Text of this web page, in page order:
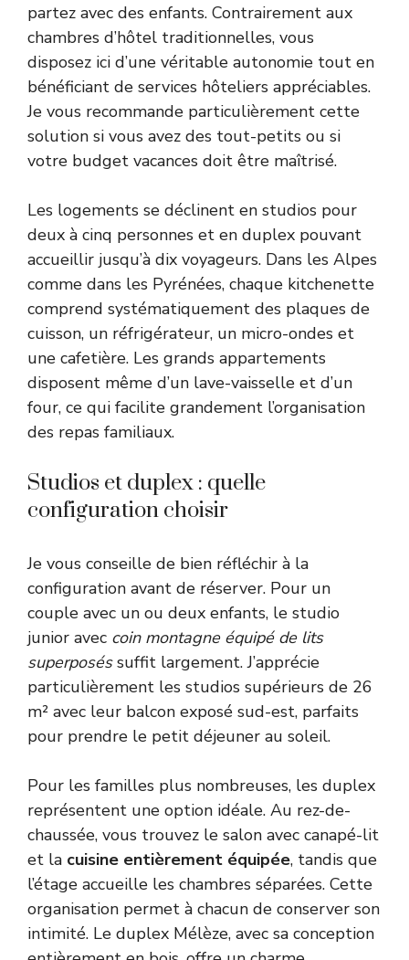
partez avec des enfants. Contrairement aux
chambres d’hôtel traditionnelles, vous
disposez ici d’une véritable autonomie tout en
bénéficiant de services hôteliers appréciables.
Je vous recommande particulièrement cette
solution si vous avez des tout-petits ou si
votre budget vacances doit être maîtrisé.
Les logements se déclinent en studios pour
deux à cinq personnes et en duplex pouvant
accueillir jusqu’à dix voyageurs. Dans les Alpes
comme dans les Pyrénées, chaque kitchenette
comprend systématiquement des plaques de
cuisson, un réfrigérateur, un micro-ondes et
une cafetière. Les grands appartements
disposent même d’un lave-vaisselle et d’un
four, ce qui facilite grandement l’organisation
des repas familiaux.
Studios et duplex : quelle
configuration choisir
Je vous conseille de bien réfléchir à la
configuration avant de réserver. Pour un
couple avec un ou deux enfants, le studio
junior avec coin montagne équipé de lits
superposéssuffit largement. J’apprécie
particulièrement les studios supérieurs de 26
m² avec leur balcon exposé sud-est, parfaits
pour prendre le petit déjeuner au soleil.
Pour les familles plus nombreuses, les duplex
représentent une option idéale. Au rez-de-
chaussée, vous trouvez le salon avec canapé-lit
et la cuisine entièrement équipée, tandis que
l’étage accueille les chambres séparées. Cette
organisation permet à chacun de conserver son
intimité. Le duplex Mélèze, avec sa conception